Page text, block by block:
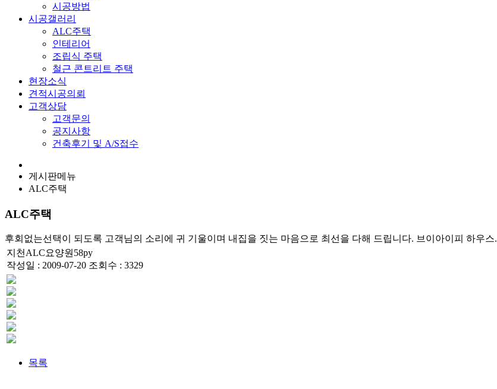
시공방법
시공갤러리
ALC주택
인테리어
조립식 주택
철근 콘트리트 주택
현장소식
견적시공의뢰
고객상담
고객문의
공지사항
건축후기 및 A/S접수
게시판메뉴
ALC주택
ALC주택
후회없는선택이 되도록 고객님의 소리에 귀 기울이며 내집을 짓는 마음으로 최선을 다해 드립니다. 브이아이피 하우스.
지천ALC요양원58py
작성일 : 2009-07-20 조회수 : 3329
목록